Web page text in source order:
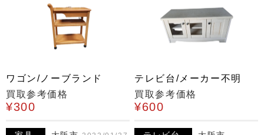
ワゴン/ノーブランド
買取参考価格
¥300
テレビ台/メーカー不明
買取参考価格
¥600